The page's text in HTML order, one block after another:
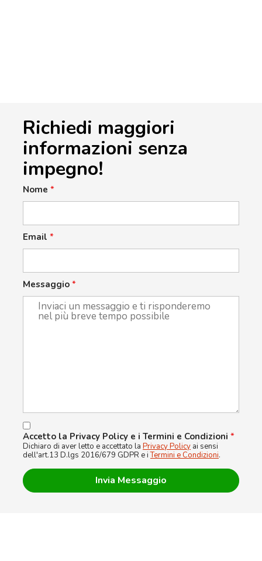
Richiedi maggiori
informazioni senza
impegno!
Nome *
Email *
Messaggio *
Accetto la Privacy Policy e i Termini e Condizioni *
Dichiaro di aver letto e accettato la Privacy Policy ai sensi
dell'art.13 D.lgs 2016/679 GDPR e iTermini e Condizioni.